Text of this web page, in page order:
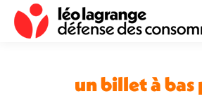
un billet à